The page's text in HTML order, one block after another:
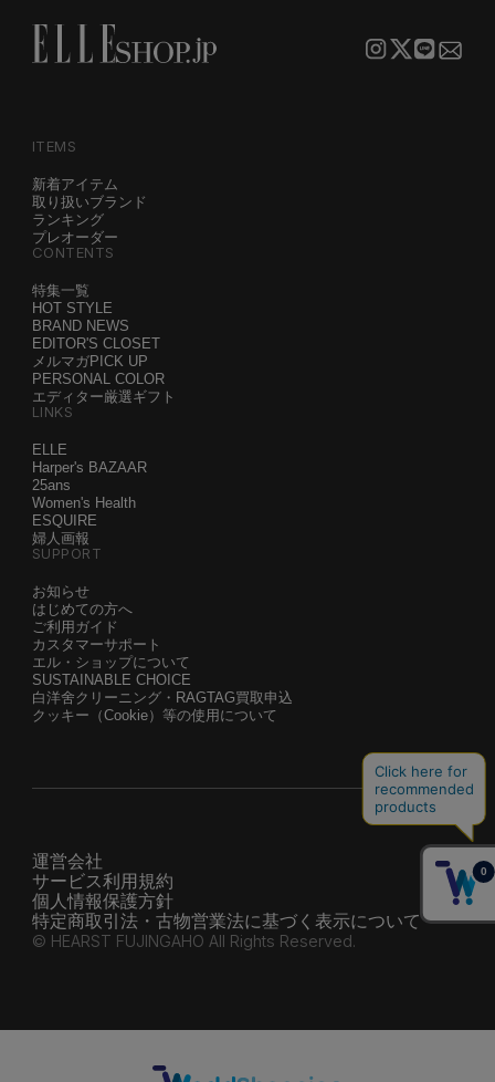
ITEMS
新着アイテム
取り扱いブランド
ランキング
プレオーダー
CONTENTS
特集一覧
HOT STYLE
BRAND NEWS
EDITOR'S CLOSET
メルマガPICK UP
PERSONAL COLOR
エディター厳選ギフト
LINKS
ELLE
Harper's BAZAAR
25ans
Women's Health
ESQUIRE
婦人画報
SUPPORT
お知らせ
はじめての方へ
ご利用ガイド
カスタマーサポート
エル・ショップについて
SUSTAINABLE CHOICE
白洋舍クリーニング・RAGTAG買取申込
クッキー（Cookie）等の使用について
運営会社
サービス利用規約
個人情報保護方針
特定商取引法・古物営業法に基づく表示について
© HEARST FUJINGAHO All Rights Reserved.